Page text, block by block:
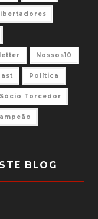
Nossos10
Política
Sócio Torcedor
BLOG